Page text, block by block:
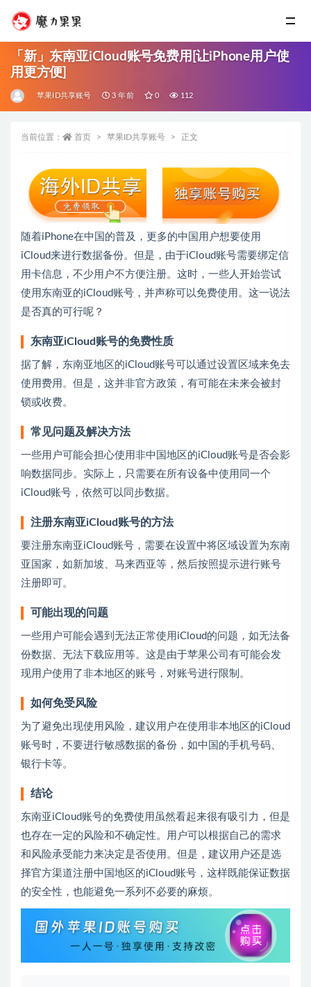
「新」东南亚iCloud账号免费用[让iPhone用户使
用更方便]
苹果ID共享账号 3 年前 0 112
当前位置： 首页 苹果ID共享账号 正文
随着iPhone在中国的普及，更多的中国用户想要使用
iCloud来进行数据备份。但是，由于iCloud账号需要绑定信
用卡信息，不少用户不方便注册。这时，一些人开始尝试
使用东南亚的iCloud账号，并声称可以免费使用。这一说法
是否真的可行呢？
东南亚iCloud账号的免费性质
据了解，东南亚地区的iCloud账号可以通过设置区域来免去
使用费用。但是，这并非官方政策，有可能在未来会被封
锁或收费。
常见问题及解决方法
一些用户可能会担心使用非中国地区的iCloud账号是否会影
响数据同步。实际上，只需要在所有设备中使用同一个
iCloud账号，依然可以同步数据。
注册东南亚iCloud账号的方法
要注册东南亚iCloud账号，需要在设置中将区域设置为东南
亚国家，如新加坡、马来西亚等，然后按照提示进行账号
注册即可。
可能出现的问题
一些用户可能会遇到无法正常使用iCloud的问题，如无法备
份数据、无法下载应用等。这是由于苹果公司有可能会发
现用户使用了非本地区的账号，对账号进行限制。
如何免受风险
为了避免出现使用风险，建议用户在使用非本地区的iCloud
账号时，不要进行敏感数据的备份，如中国的手机号码、
银行卡等。
结论
东南亚iCloud账号的免费使用虽然看起来很有吸引力，但是
也存在一定的风险和不确定性。用户可以根据自己的需求
和风险承受能力来决定是否使用。但是，建议用户还是选
择官方渠道注册中国地区的iCloud账号，这样既能保证数据
的安全性，也能避免一系列不必要的麻烦。